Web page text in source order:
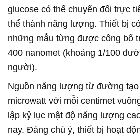
glucose có thể chuyển đổi trực
thể thành năng lượng. Thiết bị
những mẫu từng được công bố
400 nanomet (khoảng 1/100
người).
Nguồn năng lượng từ đường
microwatt với mỗi centimet
lập kỷ lục mật độ năng lượng
nay. Đáng chú ý, thiết bị hoạt